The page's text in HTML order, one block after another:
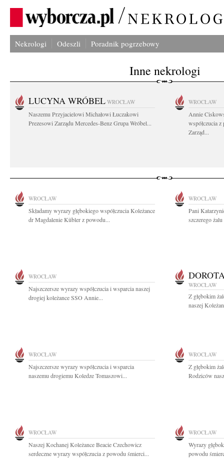
Nekrologi Odeszli Poradnik pogrzebowy
Inne nekrologi
LUCYNA WRÓBEL WROCŁAW
Naszemu Przyjacielowi Michałowi Łuczakowi
Prezesowi Zarządu Mercedes-Benz Grupa Wróbel...
WROCŁAW
Annie
współczucia
Zarząd...
WROCŁAW
Składamy wyrazy głębokiego współczucia Koleżance
dr Magdalenie Kübler z powodu...
WROCŁAW
Pani
szczerego
WROCŁAW
Najszczersze wyrazy współczucia i wsparcia naszej
drogiej koleżance SSO Annie...
WROCŁAW
Z głębokim
naszej
WROCŁAW
Najszczersze wyrazy współczucia i wsparcia
naszemu drogiemu Koledze Tomaszowi...
WROCŁAW
Z głębokim
Rodziców
WROCŁAW
Naszej Kochanej Koleżance Beacie Czechowicz
serdeczne wyrazy współczucia z powodu śmierci...
WROCŁAW
Wyrazy
powodu